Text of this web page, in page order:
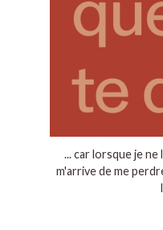
... car lorsque je
m'arrive de me